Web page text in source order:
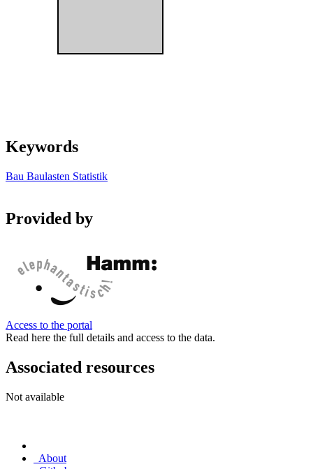
Keywords
Bau Baulasten Statistik
Provided by
Access to the portal
Read here the full details and access to the data.
Associated resources
Not available
About